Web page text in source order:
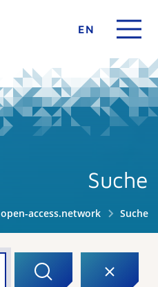
EN
Suche
open-access.network Suche